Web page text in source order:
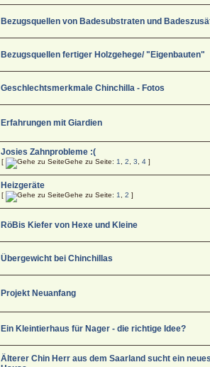
Bezugsquellen von Badesubstraten und
Bezugsquellen fertiger Holzgehege/ "Eigenbauten"
Geschlechtsmerkmale Chinchilla - Fotos
Erfahrungen mit Giardien
Josies Zahnprobleme :(
[ Gehe zu Seite: 1 ,2 ,3 ,4 ]
Heizgeräte
[ Gehe zu Seite: 1 ,2 ]
RöBis Kiefer von Hexe und Kleine
Übergewicht bei Chinchillas
Projekt Neuanfang
Ein Kleintierhaus für Nager - die richtige Idee?
Älterer Chin Herr aus dem Saarland sucht ein